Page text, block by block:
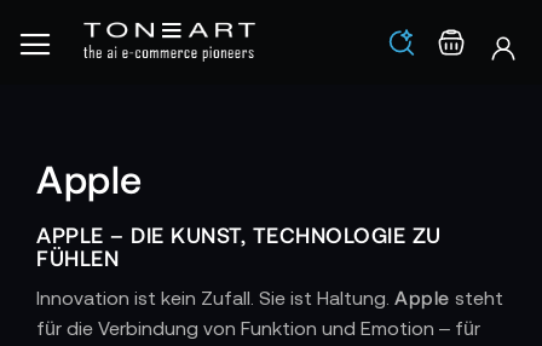
Los
Apple
APPLE – DIE KUNST, TECHNOLOGIE ZU
FÜHLEN
Innovation ist kein Zufall. Sie ist Haltung. Apple steht
für die Verbindung von Funktion und Emotion – für